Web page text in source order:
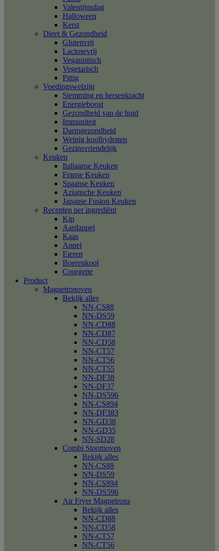
Valentijnsdag
Halloween
Kerst
Dieet & Gezondheid
Glutenvrij
Lactosevrij
Veganistisch
Vegetarisch
Pittig
Voedingswelzijn
Stemming en hersenkracht
Energieboost
Gezondheid van de huid
Immuniteit
Darmgezondheid
Weinig koolhydraten
Gezinsvriendelijk
Keuken
Italiaanse Keuken
Franse Keuken
Spaanse Keuken
Aziatische Keuken
Japanse Fusion Keuken
Recepten per ingrediënt
Kip
Aardappel
Kaas
Appel
Eieren
Boerenkool
Courgette
Product
Magnetronoven
Bekijk alles
NN-CS88
NN-DS59
NN-CD88
NN-CD87
NN-CD58
NN-CT57
NN-CT56
NN-CT55
NN-DF38
NN-DF37
NN-DS596
NN-CS894
NN-DF383
NN-GD38
NN-GD35
NN-SD28
Combi Stoomoven
Bekijk alles
NN-CS88
NN-DS59
NN-CS894
NN-DS596
Air Fryer Magnetrons
Bekijk alles
NN-CD88
NN-CD58
NN-CT57
NN-CT56